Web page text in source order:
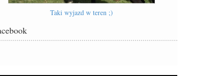
Taki wyjazd w teren ;)